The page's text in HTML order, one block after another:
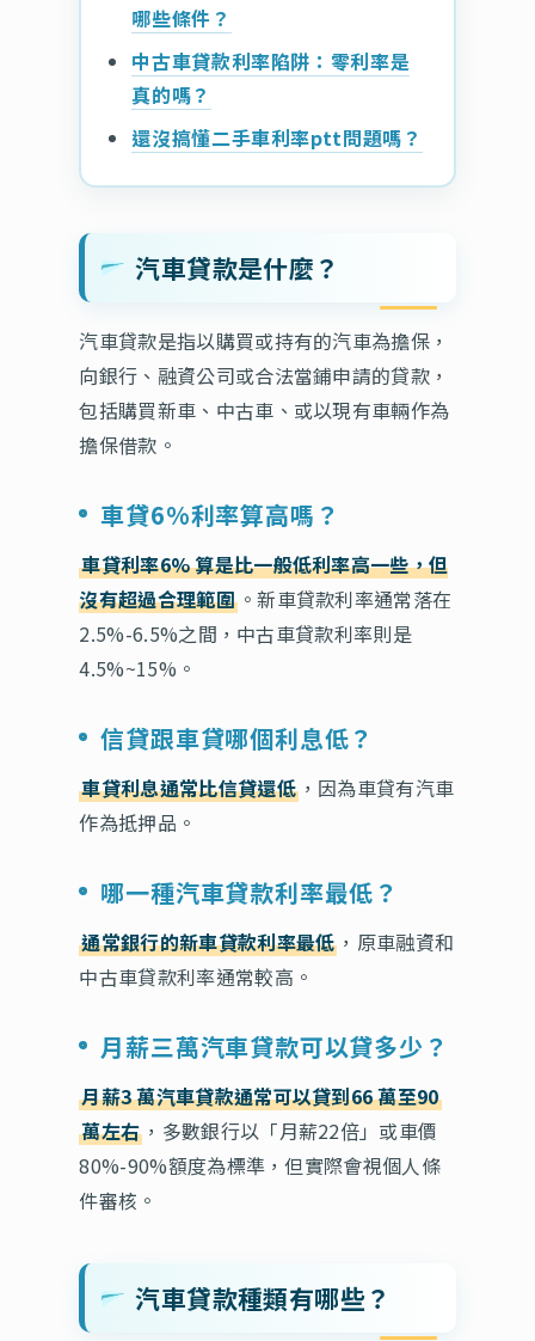
哪些條件？
中古車貸款利率陷阱：零利率是
真的嗎？
還沒搞懂二手車利率ptt問題嗎？
汽車貸款是什麼？
汽車貸款是指以購買或持有的汽車為擔保，
向銀行、融資公司或合法當鋪申請的貸款，
包括購買新車、中古車、或以現有車輛作為
擔保借款。
車貸6%利率算高嗎？
車貸利率6%算是比一般低利率高一些，但
沒有超過合理範圍。新車貸款利率通常落在
2.5%-6.5%之間，中古車貸款利率則是
4.5%~15%。
信貸跟車貸哪個利息低？
車貸利息通常比信貸還低，因為車貸有汽車
作為抵押品。
哪一種汽車貸款利率最低？
通常銀行的新車貸款利率最低 ，原車融資和
中古車貸款利率通常較高。
月薪三萬汽車貸款可以貸多少？
月薪3萬汽車貸款通常可以貸到66萬至90
萬左右 ，多數銀行以「月薪22倍」或車價
80%-90%額度為標準，但實際會視個人條
件審核。
汽車貸款種類有哪些？